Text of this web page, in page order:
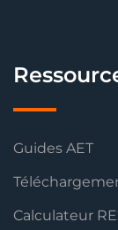
Guides AET
Calculateur